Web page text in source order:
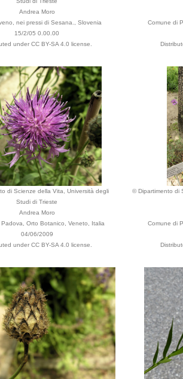
Andrea Moro
nei pressi di Sesana., Slovenia
15/2/05 0.00.00
under CC BY-SA 4.0 license.
Comune di
di Scienze della Vita, Università degli
Studi di Trieste
Andrea Moro
Orto Botanico, Veneto, Italia
04/06/2009
under CC BY-SA 4.0 license.
© Dipartimento di
Comune di